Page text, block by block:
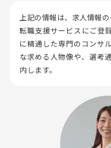
上記の情報は、求人情報の
転職支援サービスにご登
に精通した専門のコンサ
な求める人物像や、選考
内します。